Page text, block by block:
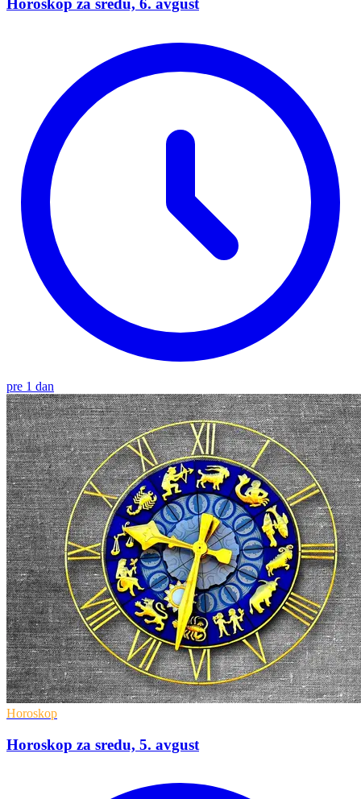
Horoskop za sredu, 6. avgust
pre 1 dan
Horoskop
Horoskop za sredu, 5. avgust